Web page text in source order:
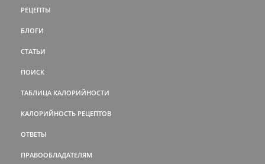
РЕЦЕПТЫ
БЛОГИ
СТАТЬИ
ПОИСК
ТАБЛИЦА КАЛОРИЙНОСТИ
КАЛОРИЙНОСТЬ РЕЦЕПТОВ
ОТВЕТЫ
ПРАВООБЛАДАТЕЛЯМ